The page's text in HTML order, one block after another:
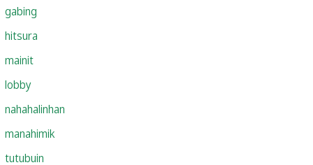
gabing
hitsura
mainit
lobby
nahahalinhan
manahimik
tutubuin